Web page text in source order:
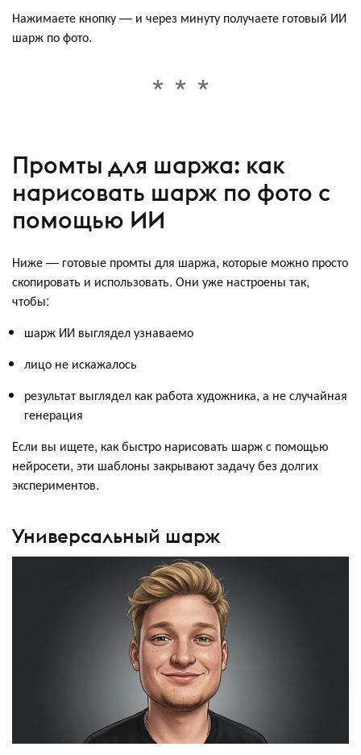
Нажимаете кнопку — и через минуту получаете готовый ИИ
шарж по фото.
Промты для шаржа: как
нарисовать шарж по фото с
помощью ИИ
Ниже — готовые промты для шаржа, которые можно просто
скопировать и использовать. Они уже настроены так,
чтобы:
шарж ИИ выглядел узнаваемо
лицо не искажалось
результат выглядел как работа художника, а не случайная
генерация
Если вы ищете, как быстро нарисовать шарж с помощью
нейросети, эти шаблоны закрывают задачу без долгих
экспериментов.
Универсальный шарж